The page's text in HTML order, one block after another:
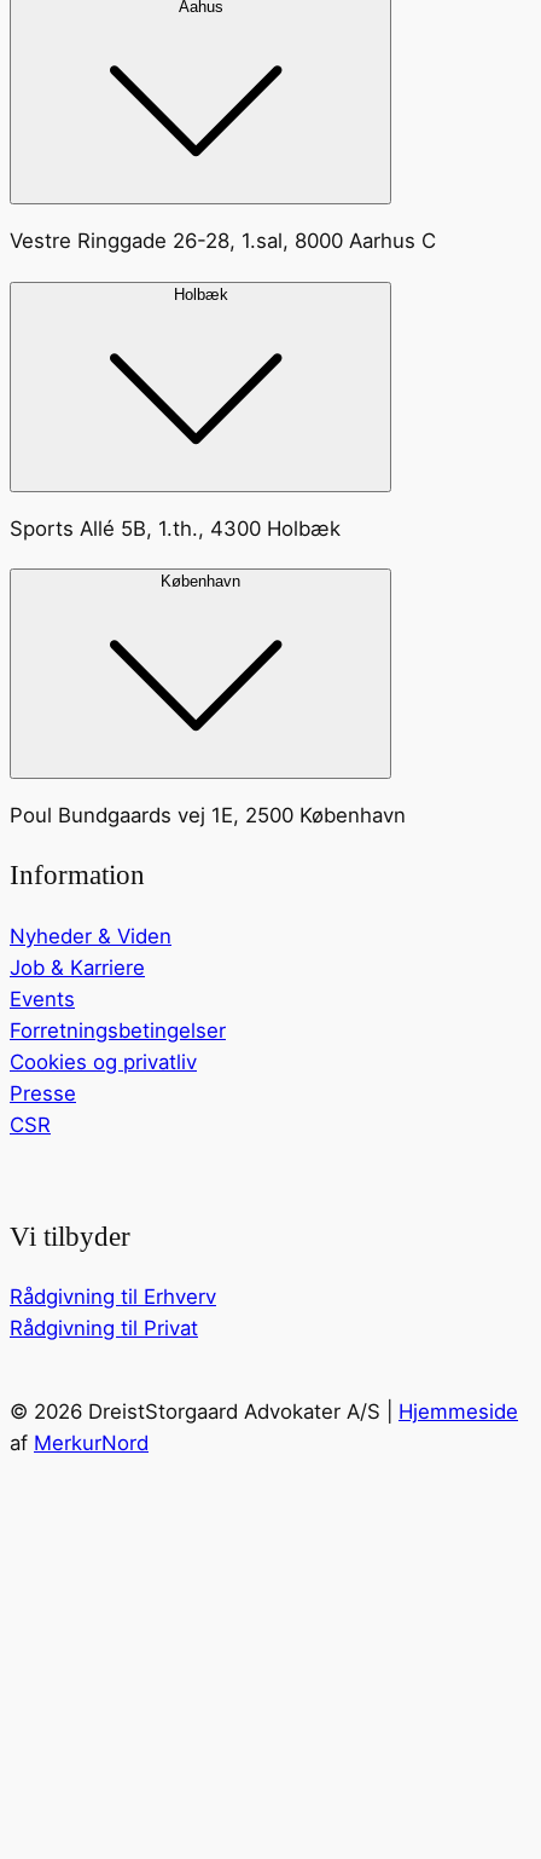
Aahus
Vestre Ringgade 26-28, 1.sal, 8000 Aarhus C
Holbæk
Sports Allé 5B, 1.th., 4300 Holbæk
København
Poul Bundgaards vej 1E, 2500 København
Information
Nyheder & Viden
Job & Karriere
Events
Forretningsbetingelser
Cookies og privatliv
Presse
CSR
Vi tilbyder
Rådgivning til Erhverv
Rådgivning til Privat
© 2026 DreistStorgaard Advokater A/S | Hjemmeside
af MerkurNord